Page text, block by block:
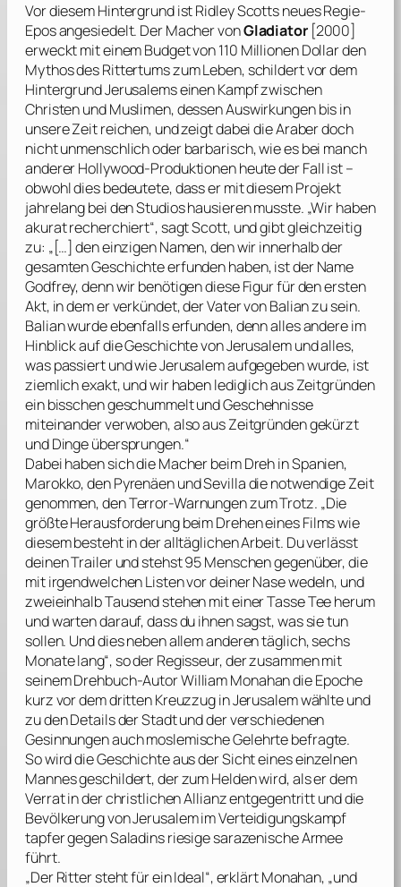
Vor diesem Hintergrund istRidley Scottsneues Regie-
Epos angesiedelt. Der Macher vonGladiator[2000]
erweckt mit einem Budget von 110 Millionen Dollar den
Mythos des Rittertums zum Leben, schildert vor dem
Hintergrund Jerusalems einen Kampf zwischen
Christen und Muslimen, dessen Auswirkungen bis in
unsere Zeit reichen, und zeigt dabei die Araber doch
nicht unmenschlich oder barbarisch, wie es bei manch
anderer Hollywood-Produktionen heute der Fall ist –
obwohl dies bedeutete, dass er mit diesem Projekt
jahrelang bei den Studios hausieren musste. „Wir haben
akurat recherchiert“, sagtScott, und gibt gleichzeitig
zu: „[…] den einzigen Namen, den wir innerhalb der
gesamten Geschichte erfunden haben, ist der Name
Godfrey, denn wir benötigen diese Figur für den ersten
Akt, in dem er verkündet, der Vater von Balian zu sein.
Balian wurde ebenfalls erfunden, denn alles andere im
Hinblick auf die Geschichte von Jerusalem und alles,
was passiert und wie Jerusalem aufgegeben wurde, ist
ziemlich exakt, und wir haben lediglich aus Zeitgründen
ein bisschen geschummelt und Geschehnisse
miteinander verwoben, also aus Zeitgründen gekürzt
und Dinge übersprungen.“
Dabei haben sich die Macher beim Dreh in Spanien,
Marokko, den Pyrenäen und Sevilla die notwendige Zeit
genommen, den Terror-Warnungen zum Trotz. „Die
größte Herausforderung beim Drehen eines Films wie
diesem besteht in der alltäglichen Arbeit. Du verlässt
deinen Trailer und stehst 95 Menschen gegenüber, die
mit irgendwelchen Listen vor deiner Nase wedeln, und
zweieinhalb Tausend stehen mit einer Tasse Tee herum
und warten darauf, dass du ihnen sagst, was sie tun
sollen. Und dies neben allem anderen täglich, sechs
Monate lang“, so der Regisseur, der zusammen mit
seinem Drehbuch-AutorWilliam Monahandie Epoche
kurz vor dem dritten Kreuzzug in Jerusalem wählte und
zu den Details der Stadt und der verschiedenen
Gesinnungen auch moslemische Gelehrte befragte.
So wird die Geschichte aus der Sicht eines einzelnen
Mannes geschildert, der zum Helden wird, als er dem
Verrat in der christlichen Allianz entgegentritt und die
Bevölkerung von Jerusalem im Verteidigungskampf
tapfer gegen Saladins riesige sarazenische Armee
führt.
„Der Ritter steht für ein Ideal“, erklärtMonahan, „und